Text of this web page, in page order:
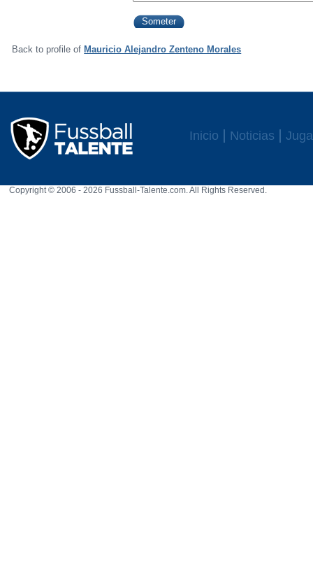
Back to profile of Mauricio Alejandro Zenteno Morales
Inicio Noticias
Copyright © 2006 - 2026 Fussball-Talente.com. All Rights Reserved.